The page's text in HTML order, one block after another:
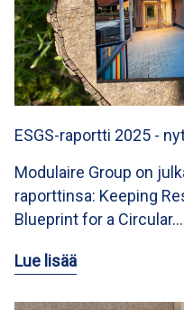
ESGS-raportti 2025 -
Modulaire Group on
raporttinsa: Keeping
Blueprint for a Circular…
Lue lisää